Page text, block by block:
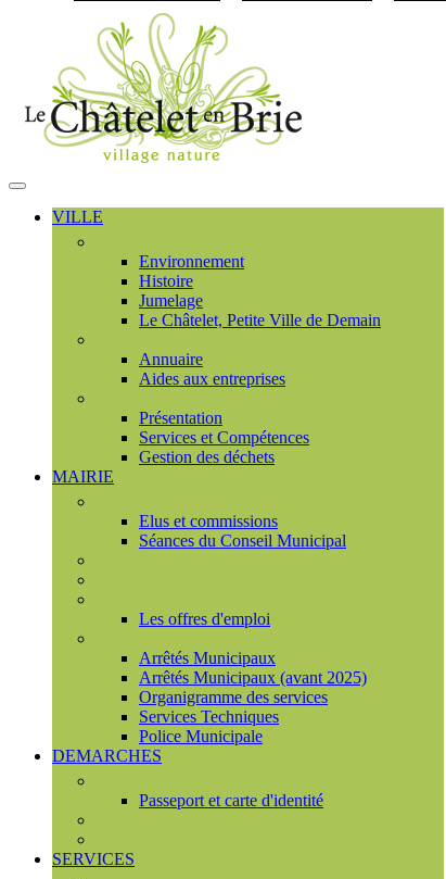
MENU
PRINCIPAL
VILLE
Environnement
Histoire
Jumelage
Le Châtelet, Petite Ville de Demain
Annuaire
Aides aux entreprises
Présentation
Services et Compétences
Gestion des déchets
MAIRIE
Elus et commissions
Séances du Conseil Municipal
Les offres d'emploi
Arrêtés Municipaux
Arrêtés Municipaux (avant 2025)
Organigramme des services
Services Techniques
Police Municipale
DEMARCHES
Passeport et carte d'identité
SERVICES